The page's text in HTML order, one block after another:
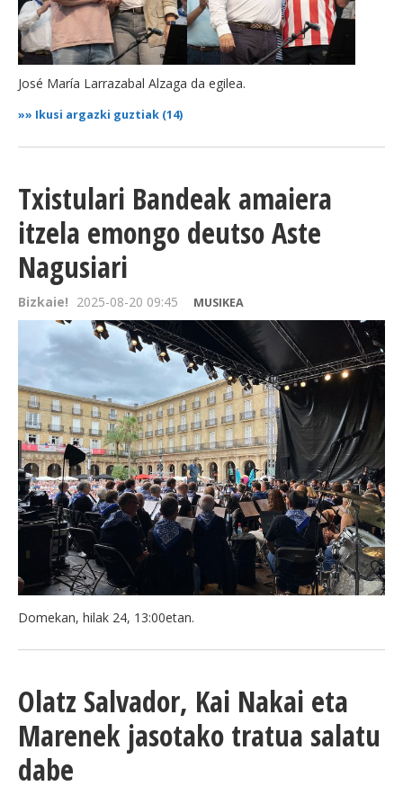
José María Larrazabal Alzaga da egilea.
»» Ikusi argazki guztiak (14)
Txistulari Bandeak amaiera
itzela emongo deutso Aste
Nagusiari
Bizkaie! 2025-08-20 09:45 MUSIKEA
Domekan, hilak 24, 13:00etan.
Olatz Salvador, Kai Nakai eta
Marenek jasotako tratua salatu
dabe